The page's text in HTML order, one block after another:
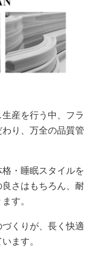
産を行う中、フラ
り、万全の品質管
・睡眠スタイルを
さはもちろん、耐
す。
くりが、長く快適
ます。